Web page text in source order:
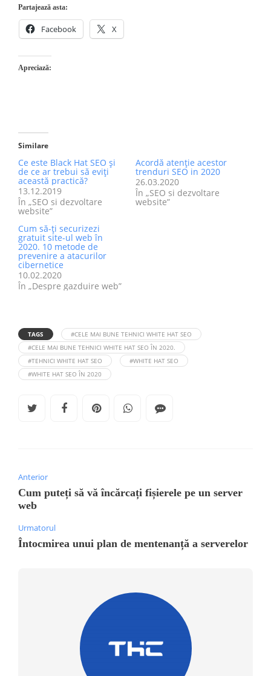
Partajează asta:
Facebook X
Apreciază:
Similare
Ce este Black Hat SEO şi
de ce ar trebui să eviţi
această practică?
13.12.2019
În „SEO si dezvoltare
website”
Acordă atenție acestor
trenduri SEO in 2020
26.03.2020
În „SEO si dezvoltare
website”
Cum să-ți securizezi
gratuit site-ul web în
2020. 10 metode de
prevenire a atacurilor
cibernetice
10.02.2020
În „Despre gazduire web”
TAGS
#CELE MAI BUNE TEHNICI WHITE HAT SEO
#CELE MAI BUNE TEHNICI WHITE HAT SEO ÎN 2020.
#TEHNICI WHITE HAT SEO
#WHITE HAT SEO
#WHITE HAT SEO ÎN 2020
Anterior
Cum puteți să vă încărcați fișierele pe un server
web
Urmatorul
Întocmirea unui plan de mentenanță a serverelor